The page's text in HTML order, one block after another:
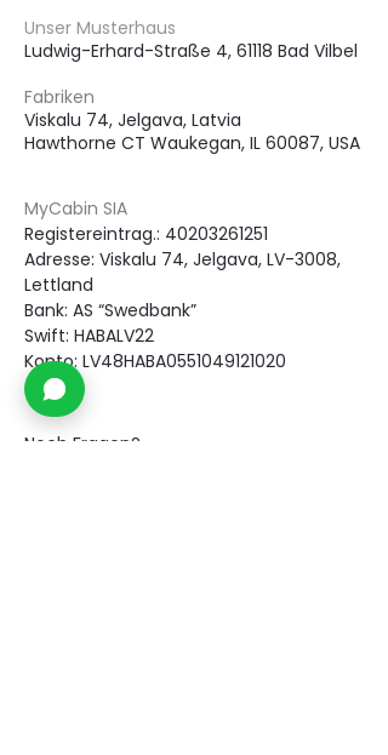
Unser Musterhaus
Ludwig-Erhard-Straße 4, 61118 Bad Vilbel
Fabriken
Viskalu 74, Jelgava, Latvia
Hawthorne CT Waukegan, IL 60087, USA
MyCabin SIA
Registereintrag.: 40203261251
Adresse: Viskalu 74, Jelgava, LV-3008,
Lettland
Bank: AS “Swedbank”
Swift: HABALV22
Konto: LV48HABA0551049121020
Noch Fragen?